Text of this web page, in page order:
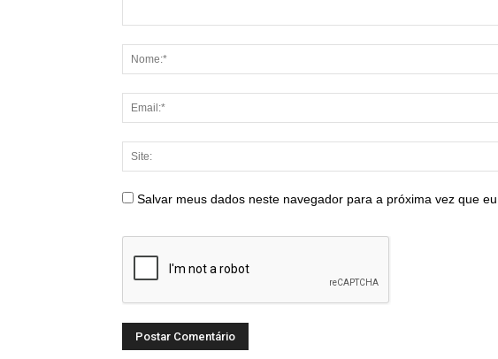
Salvar meus dados neste navegador para a próxima vez que eu